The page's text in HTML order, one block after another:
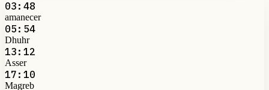
03:48
amanecer
05:54
Dhuhr
13:12
Asser
17:10
Magreb